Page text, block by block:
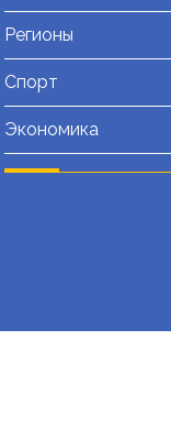
Регионы
Спорт
Экономика